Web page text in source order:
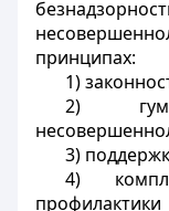
принципах:
1)
2)
3)
4)